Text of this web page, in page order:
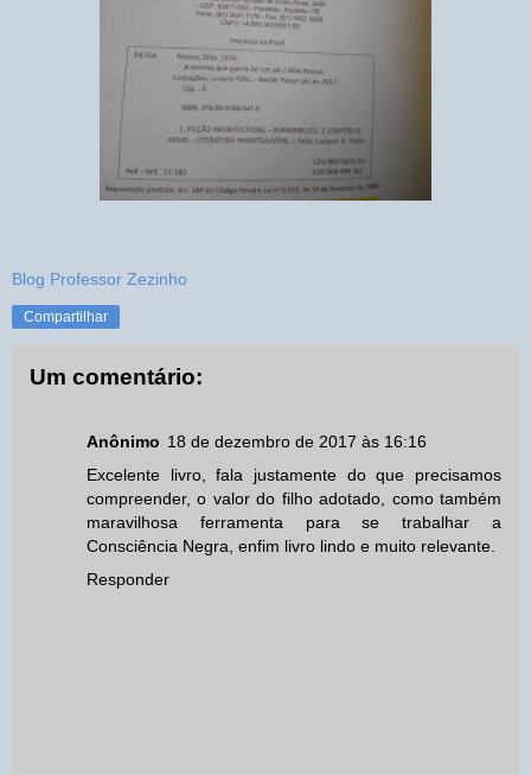
Blog Professor Zezinho
Compartilhar
Um comentário:
Anônimo 18 de dezembro de 2017 às 16:16
Excelente livro, fala justamente do que precisamos
compreender, o valor do filho adotado, como também
maravilhosa ferramenta para se trabalhar a
Consciência Negra, enfim livro lindo e muito relevante.
Responder